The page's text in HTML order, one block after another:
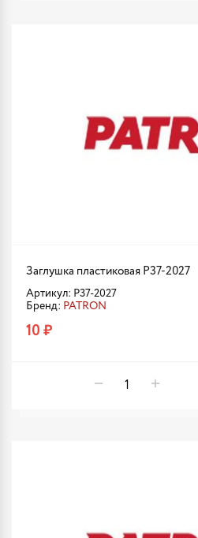
Заглушка пластиковая P37-2027
Артикул: P37-2027
Бренд: PATRON
10 ₽